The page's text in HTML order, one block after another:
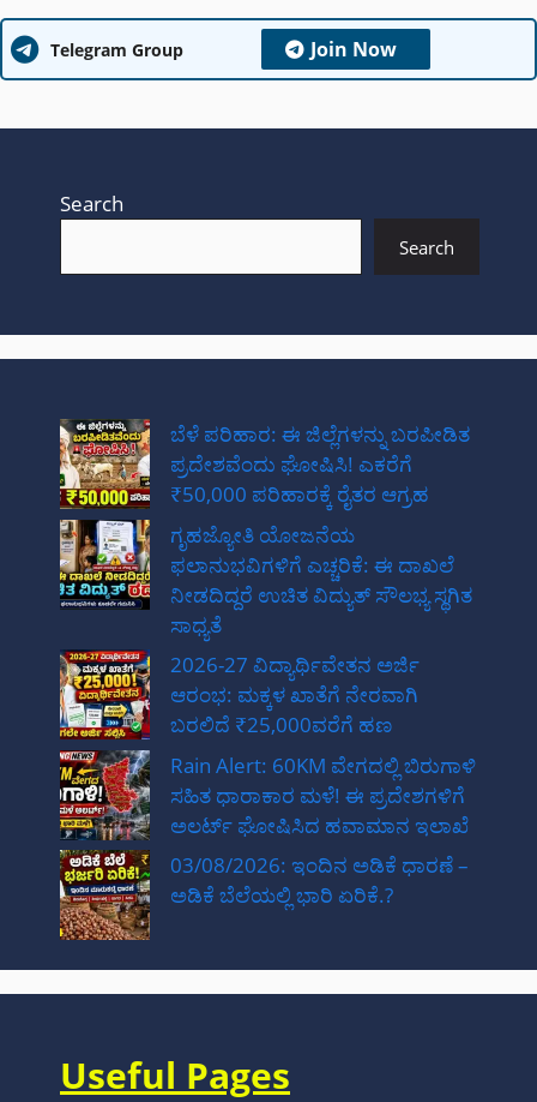
Telegram Group Join Now
Search
Search
ಬೆಳೆ ಪರಿಹಾರ: ಈ ಜಿಲ್ಲೆಗಳನ್ನು ಬರಪೀಡಿತ
ಪ್ರದೇಶವೆಂದು ಘೋಷಿಸಿ! ಎಕರೆಗೆ
₹50,000 ಪರಿಹಾರಕ್ಕೆ ರೈತರ ಆಗ್ರಹ
ಗೃಹಜ್ಯೋತಿ ಯೋಜನೆಯ
ಫಲಾನುಭವಿಗಳಿಗೆ ಎಚ್ಚರಿಕೆ: ಈ ದಾಖಲೆ
ನೀಡದಿದ್ದರೆ ಉಚಿತ ವಿದ್ಯುತ್ ಸೌಲಭ್ಯ ಸ್ಥಗಿತ
ಸಾಧ್ಯತೆ
2026-27 ವಿದ್ಯಾರ್ಥಿವೇತನ ಅರ್ಜಿ
ಆರಂಭ: ಮಕ್ಕಳ ಖಾತೆಗೆ ನೇರವಾಗಿ
ಬರಲಿದೆ ₹25,000ವರೆಗೆ ಹಣ
Rain Alert: 60KM ವೇಗದಲ್ಲಿ ಬಿರುಗಾಳಿ
ಸಹಿತ ಧಾರಾಕಾರ ಮಳೆ! ಈ ಪ್ರದೇಶಗಳಿಗೆ
ಅಲರ್ಟ್ ಘೋಷಿಸಿದ ಹವಾಮಾನ ಇಲಾಖೆ
03/08/2026: ಇಂದಿನ ಅಡಿಕೆ ಧಾರಣೆ –
ಅಡಿಕೆ ಬೆಲೆಯಲ್ಲಿ ಭಾರಿ ಏರಿಕೆ.?
Useful Pages